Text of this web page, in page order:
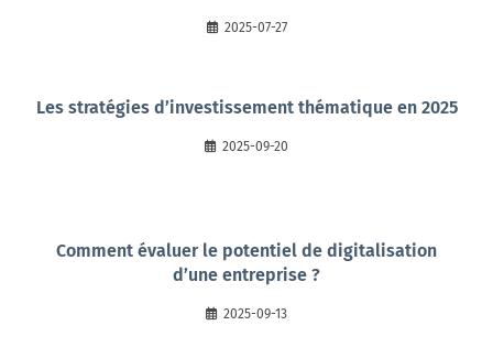
2025-07-27
Les stratégies d’investissement thématique en 2025
2025-09-20
Comment évaluer le potentiel de digitalisation
d’une entreprise ?
2025-09-13